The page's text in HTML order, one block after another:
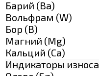
Барий (Ва)
Вольфрам (W)
Бор (В)
Магний (Mg)
Кальций (Са)
Индикаторы износа